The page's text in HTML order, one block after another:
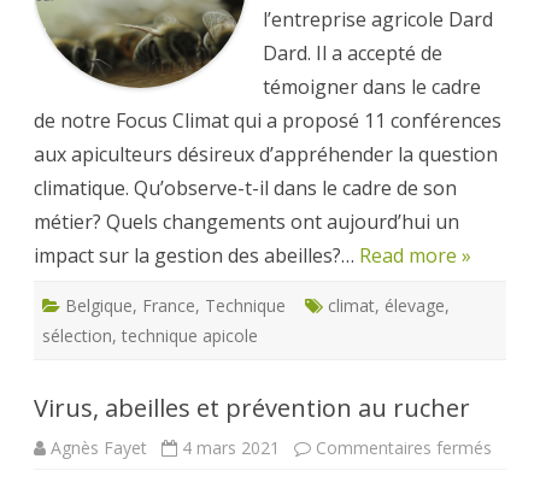
l’entreprise agricole Dard
Dard. Il a accepté de
témoigner dans le cadre
de notre Focus Climat qui a proposé 11 conférences
aux apiculteurs désireux d’appréhender la question
climatique. Qu’observe-t-il dans le cadre de son
métier? Quels changements ont aujourd’hui un
impact sur la gestion des abeilles?… Read more »
Belgique, France, Technique climat, élevage,
sélection, technique apicole
Virus, abeilles et prévention au rucher
Agnès Fayet 4 mars 2021 Commentaires fermés